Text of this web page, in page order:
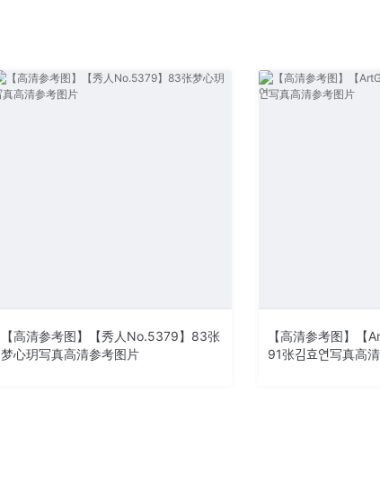
【高清参考图】【秀人No.5379】83张
梦心玥写真高清参考图片
【高清参考图】【
91张김효연写真